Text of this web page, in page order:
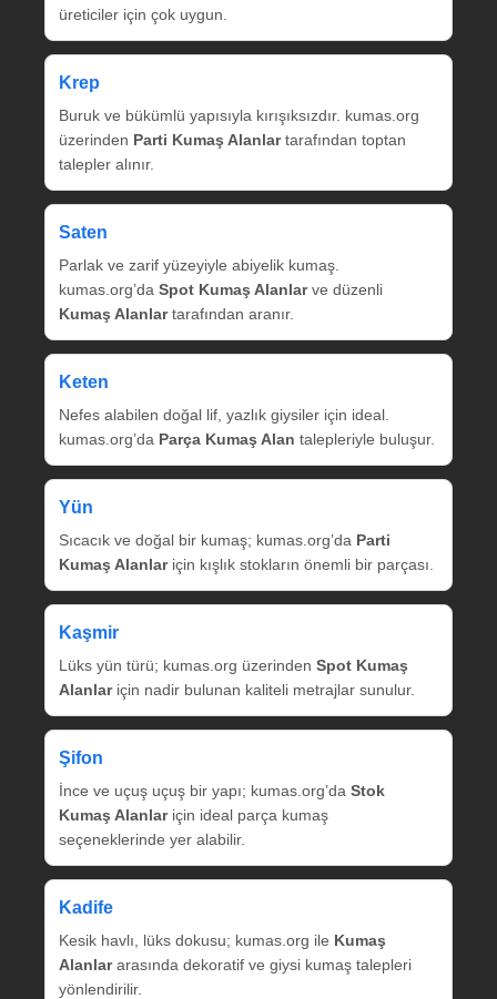
üreticiler için çok uygun.
Krep
Buruk ve bükümlü yapısıyla kırışıksızdır. kumas.org
üzerinden Parti Kumaş Alanlartarafından toptan
talepler alınır.
Saten
Parlak ve zarif yüzeyiyle abiyelik kumaş.
kumas.org’da Spot Kumaş Alanlarve düzenli
Kumaş Alanlartarafından aranır.
Keten
Nefes alabilen doğal lif, yazlık giysiler için ideal.
kumas.org’da Parça Kumaş Alan talepleriyle buluşur.
Yün
Sıcacık ve doğal bir kumaş; kumas.org’da Parti
Kumaş Alanlariçin kışlık stokların önemli bir parçası.
Kaşmir
Lüks yün türü; kumas.org üzerinden Spot Kumaş
Alanlariçin nadir bulunan kaliteli metrajlar sunulur.
Şifon
İnce ve uçuş uçuş bir yapı; kumas.org’da Stok
Kumaş Alanlariçin ideal parça kumaş
seçeneklerinde yer alabilir.
Kadife
Kesik havlı, lüks dokusu; kumas.org ile Kumaş
Alanlararasında dekoratif ve giysi kumaş talepleri
yönlendirilir.